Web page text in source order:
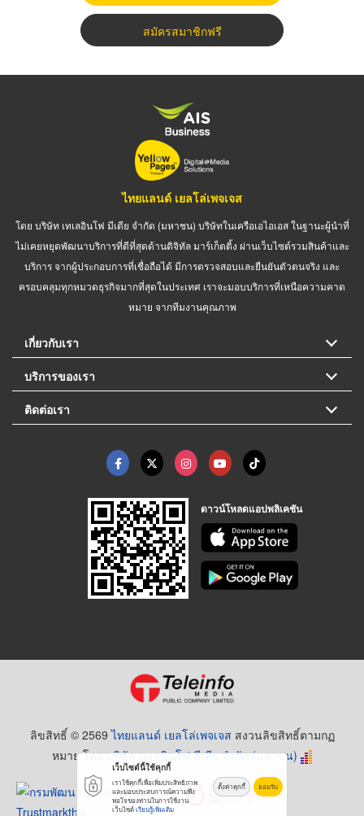
สมัครสมาชิกฟรี
ไทยแลนด์ เยลโล่เพจเจส
โดย บริษัท เทเลอินโฟ มีเดีย จำกัด (มหาชน) บริษัทในเครือเอไอเอส ในฐานะผู้นำที่
ไม่เคยหยุดพัฒนาบริการที่ดีที่สุดด้านดิจิทัล มาร์เก็ตติ้ง ผ่านเว็บไซต์รวมสินค้าและ
บริการ จากผู้ประกอบการที่เชื่อถือได้ มีการตรวจสอบและยืนยันตัวตนจริง และ
ครอบคลุมทุกหมวดธุรกิจมากที่สุดในประเทศ เราจะมอบบริการที่เหนือความคาด
หมาย จากทีมงานคุณภาพ
เกี่ยวกับเรา
บริการของเรา
ติดต่อเรา
ดาวน์โหลดแอปพลิเคชัน
ลิขสิทธิ์ © 2569ไทยแลนด์ เยลโล่เพจเจส สงวนลิขสิทธิ์ตามกฏ
หมาย โดยบริษัท เทเลอินโฟ มีเดีย จำกัด (มหาชน)
เว็บไซต์นี้ใช้คุกกี้
เราใช้คุกกี้เพื่อเพิ่มประสิทธิภาพ
และมอบประสบการณ์ความพึง
พอใจของท่านในการใช้งาน
เว็บไซต์เรียนรู้เพิ่มเติม
ตั้งค่าคุกกี้ ยอมรับ